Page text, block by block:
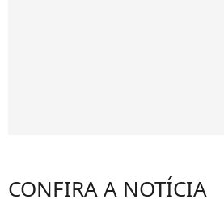
CONFIRA A NOTÍCIA